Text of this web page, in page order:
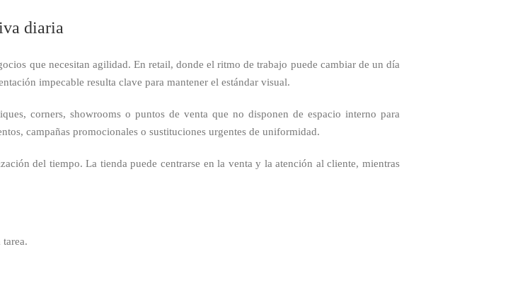
diaria
que necesitan agilidad. En retail, donde el ritmo de trabajo puede cambiar de un día
impecable resulta clave para mantener el estándar visual.
corners, showrooms o puntos de venta que no disponen de espacio interno para
campañas promocionales o sustituciones urgentes de uniformidad.
del tiempo. La tienda puede centrarse en la venta y la atención al cliente, mientras